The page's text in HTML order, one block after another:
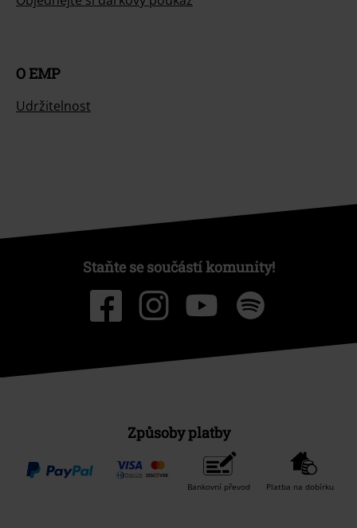
O EMP
Udržitelnost
Staňte se součástí komunity!
Způsoby platby
Bankovní převod Platba na dobírku